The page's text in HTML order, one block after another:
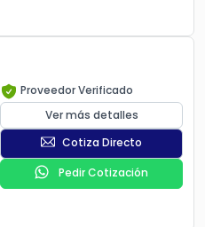
Proveedor Verificado
Ver más detalles
Cotiza Directo
Pedir Cotización